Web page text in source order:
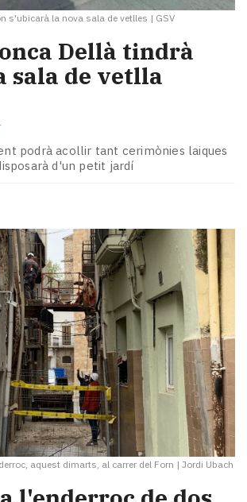
s'ubicarà la nova sala de vetlles | GSV
Dellà tindrà
sala de vetlla
podrà acollir tant cerimònies laiques
d'un petit jardí
aquest dimarts, al carrer del Forn | Jordi Ubach